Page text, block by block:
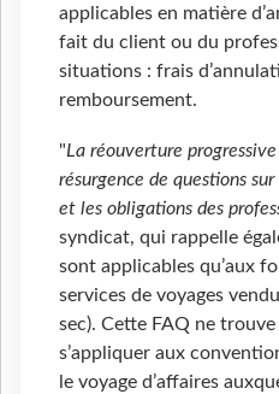
applicables en matière
fait du client ou du
situations : frais
remboursement.
"La réouverture
résurgence de questions
et les obligations des
syndicat, qui rappelle
sont applicables qu’aux
services de voyages
sec). Cette FAQ ne
s’appliquer aux
le voyage d’affaires